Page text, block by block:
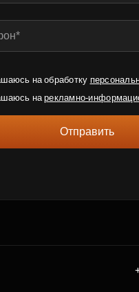
на обработку
нарекламно-
Отправить